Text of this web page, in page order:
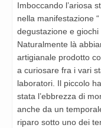
Imboccando l’ariosa
nella manifestazione “
degustazione e
Naturalmente là
artigianale prodotto
a curiosare fra i vari
laboratori. Il piccolo
stata l’ebbrezza di
anche da un
riparo sotto uno dei